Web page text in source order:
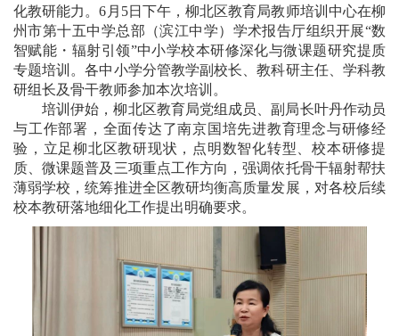
化教研能力。6月5日下午，柳北区教育局教师培训中心在柳
州市第十五中学总部（滨江中学）学术报告厅组织开展“数
智赋能・辐射引领”中小学校本研修深化与微课题研究提质
专题培训。各中小学分管教学副校长、教科研主任、学科教
研组长及骨干教师参加本次培训。
培训伊始，柳北区教育局党组成员、副局长叶丹作动员
与工作部署，全面传达了南京国培先进教育理念与研修经
验，立足柳北区教研现状，点明数智化转型、校本研修提
质、微课题普及三项重点工作方向，强调依托骨干辐射帮扶
薄弱学校，统筹推进全区教研均衡高质量发展，对各校后续
校本教研落地细化工作提出明确要求。